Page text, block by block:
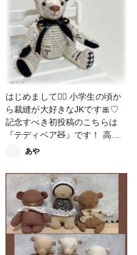
はじめまして♡⃛ 小学生の頃か
ら裁縫が大好きなJKです🎀♡
記念すべき初投稿のこちらは
『テディベア🧸』です！ 高校
に入った時からずっとテディベ
月に開催されているキルト展に
ボランティアとして出展出品し
ています🎶 布の裁断から全て
自分で、ゆっくり時間をかけな
がら丁寧に手縫いしています
^^* 手縫いなので、みんなお顔
が異なります(*ˊ˘ˋ*) 出来上がっ
あや